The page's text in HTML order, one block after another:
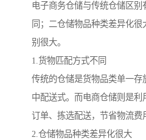
电子商务仓储与传统仓储区
同；二仓储物品种类差异化
别很大。
1.货物匹配方式不同
传统的仓储是货物品类单一
中配送式。而电商仓储则是利
订单、拣选配送，节省物流费
2.仓储物品种类差异化很大